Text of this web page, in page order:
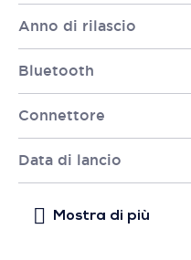
Anno di rilascio
Bluetooth
Connettore
Data di lancio